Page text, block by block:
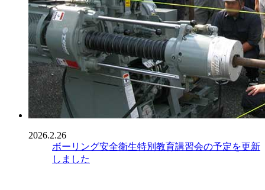
2026.2.26
ボーリング安全衛生特別教育講習会の予定を更新
しました